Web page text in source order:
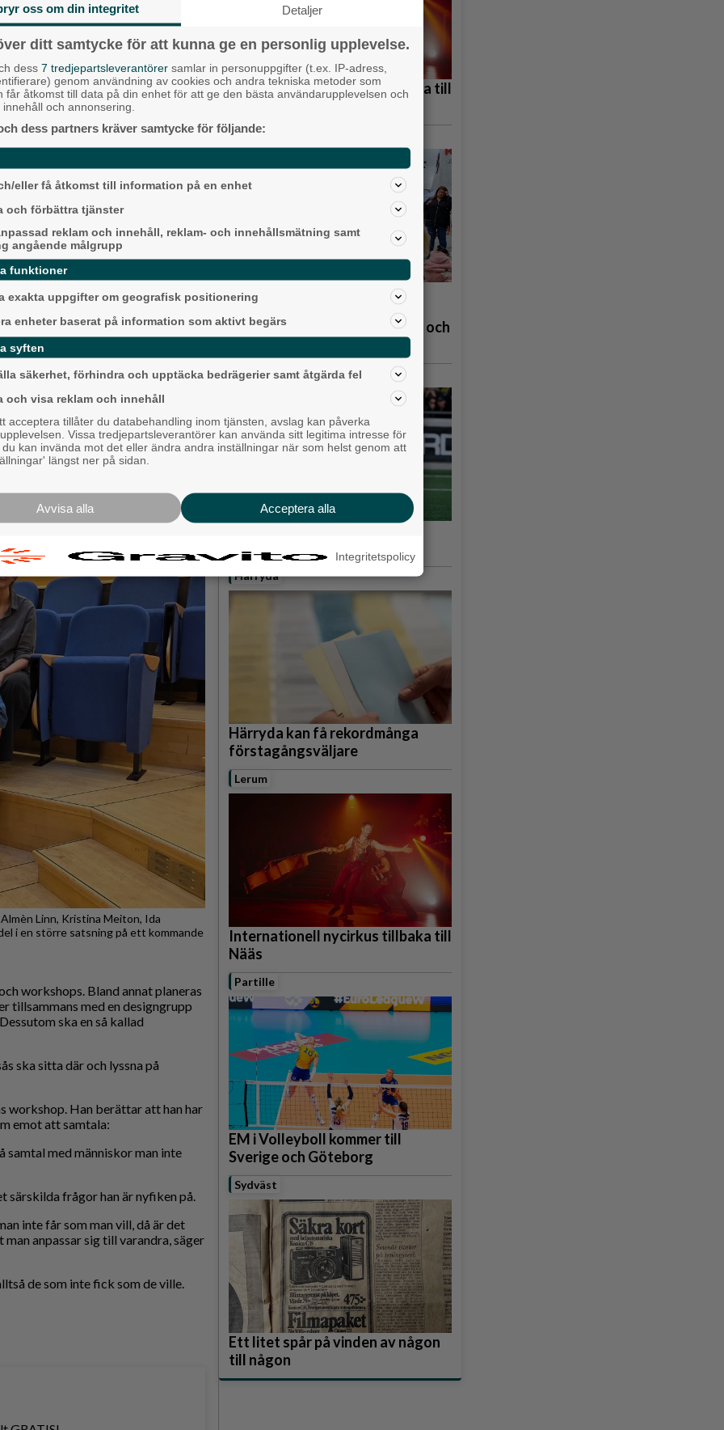
Det nya pilotprojektet Demokratilabbet vill skapa generationsmöten och större engagemang
samhällsfrågor. På workshopen den 21 januari deltog alingsåsaren Hans Olof Andersson, 84.
Alingsås, där fika och demokrati
sambandet mellan demokrati och
Almèn Linn, utvecklingsstrateg på
initiativet Media och demokrati
kring samhällsfrågor med hjälp av
programansvarig på
Kristina Meiton menar att
vara delaktig i samhället, medan
av information på andra sätt. Vi
perspektiv. Det handlar också om
mig? Där kan erfarenheterna skilja
och Hjälmareds folkhögskola
har att påverka och hur man
Jenny Almèn Linn.
Linn, Kristina Meiton, Ida
i en större satsning på ett kommande
workshops. Bland annat planeras
tillsammans med en designgrupp
ska en så kallad
ska sitta där och lyssna på
workshop. Han berättar att han har
emot att samtala:
med människor man inte
särskilda frågor han är nyfiken på.
inte får som man vill, då är det
anpassar sig till varandra, säger
de som inte fick som de ville.
Internationell nycirkus tillbaka till
Backa/Kärra
Karnevalstämning på
Backadagen
Bjöds på trummor, såpbubblor och
Hisingen
toppmötet
Härryda
Härryda kan få rekordmånga
förstagångsväljare
Lerum
Internationell nycirkus tillbaka till
Nääs
Partille
EM i Volleyboll kommer till
Sverige och Göteborg
Sydväst
Ett litet spår på vinden av någon
till någon
oss om din integritet Detaljer
ditt samtycke för att kunna ge en personlig upplevelse.
dess 7 tredjepartsleverantörer samlar in personuppgifter (t.ex. IP-adress,
genom användning av cookies och andra tekniska metoder som
får åtkomst till data på din enhet för att ge den bästa användarupplevelsen och
och annonsering.
dess partners kräver samtycke för följande:
eller få åtkomst till information på en enhet
och förbättra tjänster
reklam och innehåll, reklam- och innehållsmätning samt
angående målgrupp
funktioner
exakta uppgifter om geografisk positionering
enheter baserat på information som aktivt begärs
syften
säkerhet, förhindra och upptäcka bedrägerier samt åtgärda fel
och visa reklam och innehåll
acceptera tillåter du databehandling inom tjänsten, avslag kan påverka
Vissa tredjepartsleverantörer kan använda sitt legitima intresse för
kan invända mot det eller ändra andra inställningar när som helst genom att
längst ner på sidan.
Acceptera alla
Avvisa alla
Integritetspolicy